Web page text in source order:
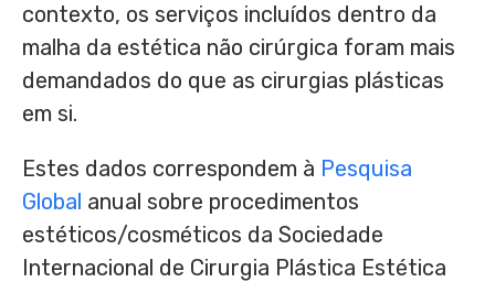
contexto, os serviços incluídos dentro da
malha da estética não cirúrgica foram mais
demandados do que as cirurgias plásticas
em si.
Estes dados correspondem à Pesquisa
Global anual sobre procedimentos
estéticos/cosméticos da Sociedade
Internacional de Cirurgia Plástica Estética